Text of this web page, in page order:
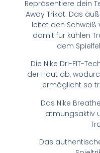
Repräsentiere dein
Away Trikot. Das
leitet den
damit für kühlen
dem
Die Nike Dri-FIT-
der Haut ab,
ermöglicht so
Das Nike
atmungsaktiv
Das